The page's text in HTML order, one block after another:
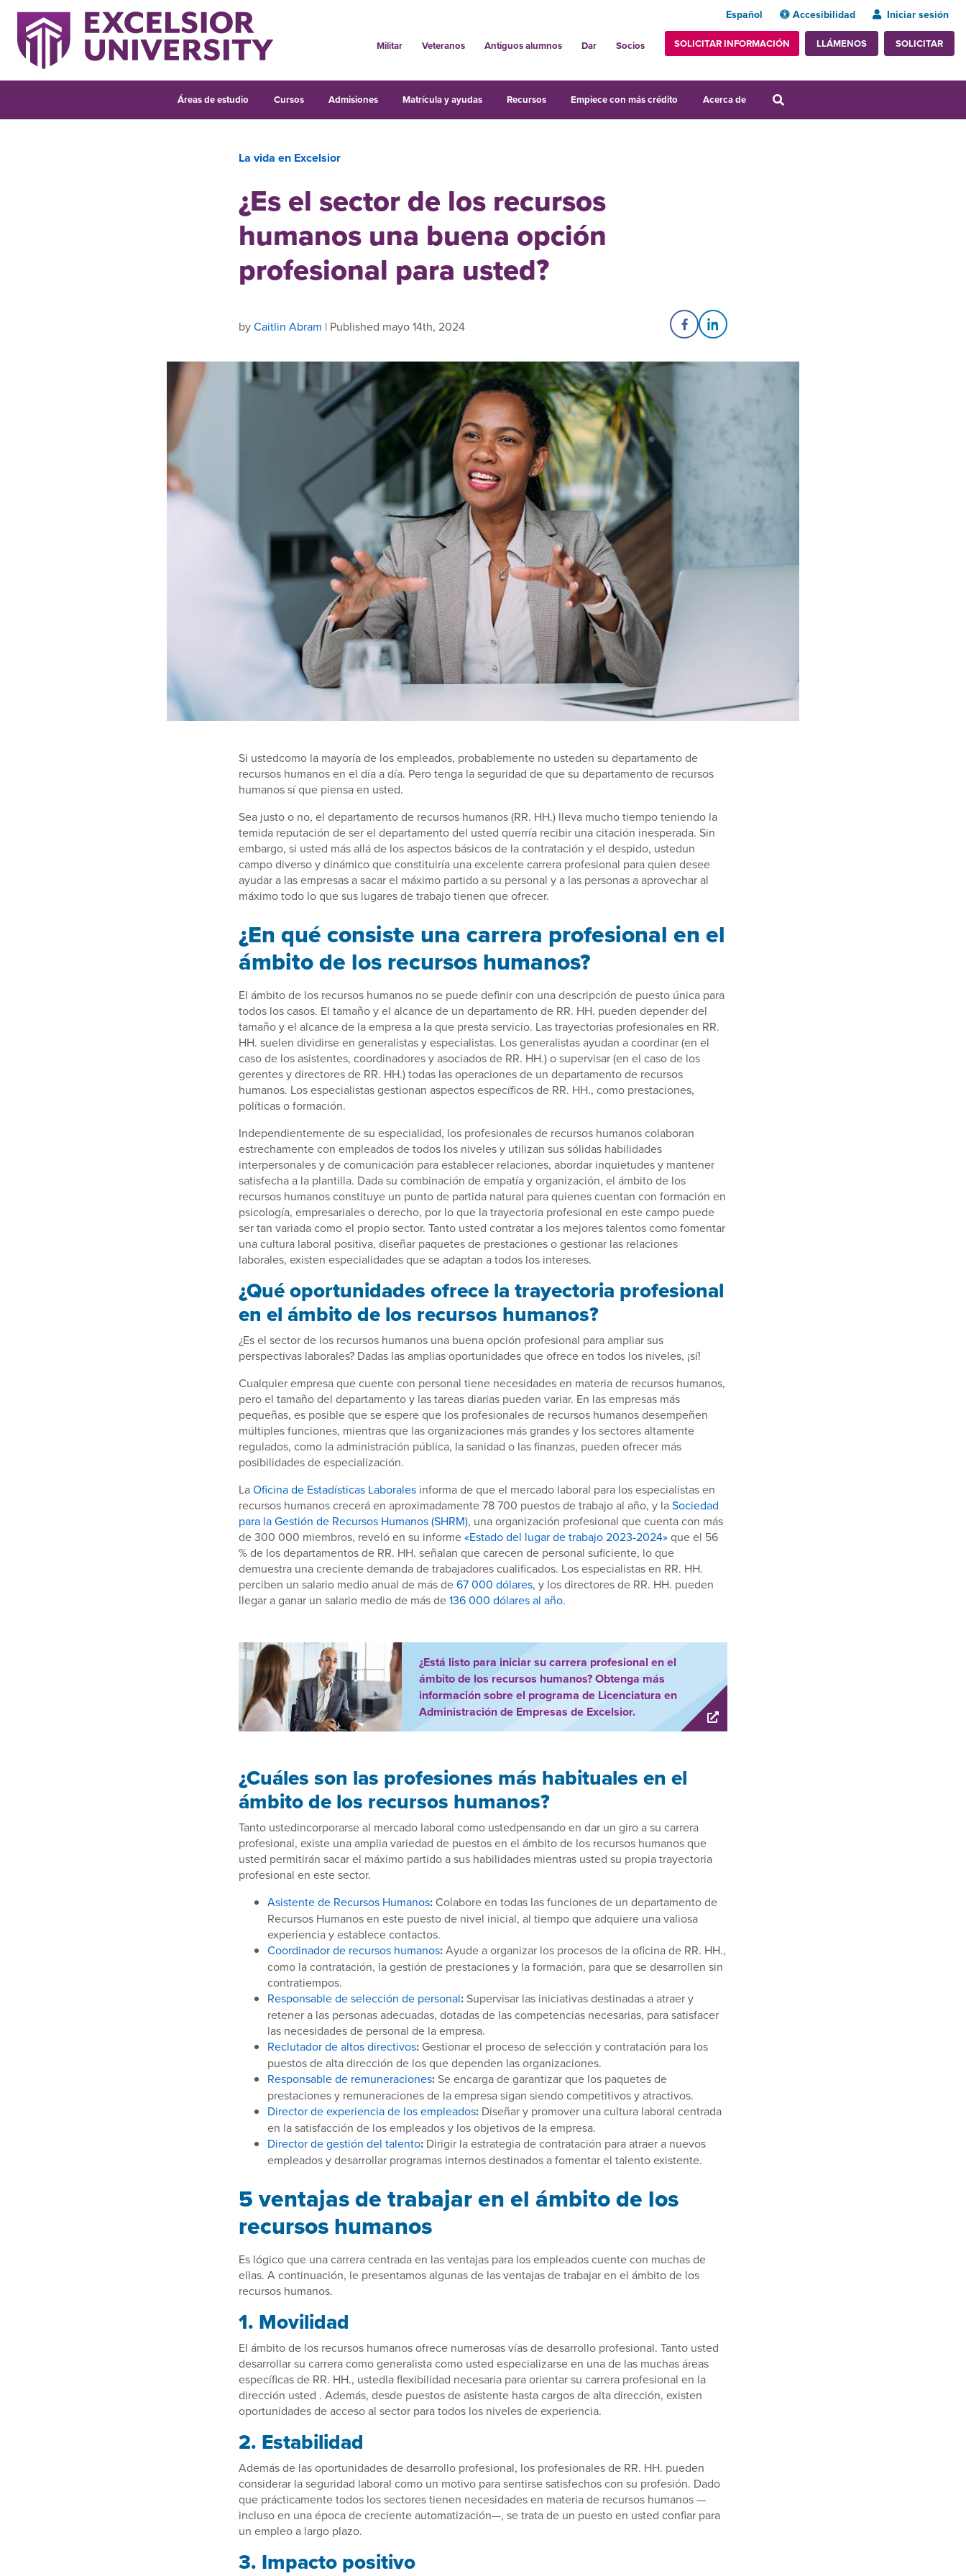
Español Accesibilidad Iniciar sesión
Militar Veteranos Antiguos alumnos Dar Socios SOLICITAR INFORMACIÓN LLÁMENOS SOLICITAR
Áreas de estudio Cursos Admisiones Matrícula y ayudas Recursos Empiece con más crédito Acerca de
La vida en Excelsior
¿Es el sector de los recursos
humanos una buena opción
profesional para usted?
byCaitlin Abram | Published mayo 14th, 2024 Share on Facebook
Share on LinkedIn
Si ustedcomo la mayoría de los empleados, probablemente no usteden su departamento de
recursos humanos en el día a día. Pero tenga la seguridad de que su departamento de recursos
humanos sí que piensa en usted.
Sea justo o no, el departamento de recursos humanos (RR. HH.) lleva mucho tiempo teniendo la
temida reputación de ser el departamento del usted querría recibir una citación inesperada. Sin
embargo, si usted más allá de los aspectos básicos de la contratación y el despido, ustedun
campo diverso y dinámico que constituiría una excelente carrera profesional para quien desee
ayudar a las empresas a sacar el máximo partido a su personal y a las personas a aprovechar al
máximo todo lo que sus lugares de trabajo tienen que ofrecer.
¿En qué consiste una carrera profesional en el
ámbito de los recursos humanos?
El ámbito de los recursos humanos no se puede definir con una descripción de puesto única para
todos los casos. El tamaño y el alcance de un departamento de RR. HH. pueden depender del
tamaño y el alcance de la empresa a la que presta servicio. Las trayectorias profesionales en RR.
HH. suelen dividirse en generalistas y especialistas. Los generalistas ayudan a coordinar (en el
caso de los asistentes, coordinadores y asociados de RR. HH.) o supervisar (en el caso de los
gerentes y directores de RR. HH.) todas las operaciones de un departamento de recursos
humanos. Los especialistas gestionan aspectos específicos de RR. HH., como prestaciones,
políticas o formación.
Independientemente de su especialidad, los profesionales de recursos humanos colaboran
estrechamente con empleados de todos los niveles y utilizan sus sólidas habilidades
interpersonales y de comunicación para establecer relaciones, abordar inquietudes y mantener
satisfecha a la plantilla. Dada su combinación de empatía y organización, el ámbito de los
recursos humanos constituye un punto de partida natural para quienes cuentan con formación en
psicología, empresariales o derecho, por lo que la trayectoria profesional en este campo puede
ser tan variada como el propio sector. Tanto usted contratar a los mejores talentos como fomentar
una cultura laboral positiva, diseñar paquetes de prestaciones o gestionar las relaciones
laborales, existen especialidades que se adaptan a todos los intereses.
¿Qué oportunidades ofrece la trayectoria profesional
en el ámbito de los recursos humanos?
¿Es el sector de los recursos humanos una buena opción profesional para ampliar sus
perspectivas laborales? Dadas las amplias oportunidades que ofrece en todos los niveles, ¡sí!
Cualquier empresa que cuente con personal tiene necesidades en materia de recursos humanos,
pero el tamaño del departamento y las tareas diarias pueden variar. En las empresas más
pequeñas, es posible que se espere que los profesionales de recursos humanos desempeñen
múltiples funciones, mientras que las organizaciones más grandes y los sectores altamente
regulados, como la administración pública, la sanidad o las finanzas, pueden ofrecer más
posibilidades de especialización.
LaOficina de Estadísticas Laborales informa de que el mercado laboral para los especialistas en
recursos humanos crecerá en aproximadamente 78 700 puestos de trabajo al año, y laSociedad
para la Gestión de Recursos Humanos (SHRM), una organización profesional que cuenta con más
de 300 000 miembros, reveló en su informe«Estado del lugar de trabajo 2023-2024»que el 56
% de los departamentos de RR. HH. señalan que carecen de personal suficiente, lo que
demuestra una creciente demanda de trabajadores cualificados. Los especialistas en RR. HH.
perciben un salario medio anual de más de67 000 dólares, y los directores de RR. HH. pueden
llegar a ganar un salario medio de más de136 000 dólares al año.
¿Está listo para iniciar su carrera profesional en el
ámbito de los recursos humanos? Obtenga más
información sobre el programa de Licenciatura en
Administración de Empresas de Excelsior.
¿Cuáles son las profesiones más habituales en el
ámbito de los recursos humanos?
Tanto ustedincorporarse al mercado laboral como ustedpensando en dar un giro a su carrera
profesional, existe una amplia variedad de puestos en el ámbito de los recursos humanos que
usted permitirán sacar el máximo partido a sus habilidades mientras usted su propia trayectoria
profesional en este sector.
Asistente de Recursos Humanos: Colabore en todas las funciones de un departamento de
Recursos Humanos en este puesto de nivel inicial, al tiempo que adquiere una valiosa
experiencia y establece contactos.
Coordinador de recursos humanos:Ayude a organizar los procesos de la oficina de RR. HH.,
como la contratación, la gestión de prestaciones y la formación, para que se desarrollen sin
contratiempos.
Responsable de selección de personal:Supervisar las iniciativas destinadas a atraer y
retener a las personas adecuadas, dotadas de las competencias necesarias, para satisfacer
las necesidades de personal de la empresa.
Reclutador de altos directivos: Gestionar el proceso de selección y contratación para los
puestos de alta dirección de los que dependen las organizaciones.
Responsable de remuneraciones:Se encarga de garantizar que los paquetes de
prestaciones y remuneraciones de la empresa sigan siendo competitivos y atractivos.
Director de experiencia de los empleados: Diseñar y promover una cultura laboral centrada
en la satisfacción de los empleados y los objetivos de la empresa.
Director de gestión del talento: Dirigir la estrategia de contratación para atraer a nuevos
empleados y desarrollar programas internos destinados a fomentar el talento existente.
5 ventajas de trabajar en el ámbito de los
recursos humanos
Es lógico que una carrera centrada en las ventajas para los empleados cuente con muchas de
ellas. A continuación, le presentamos algunas de las ventajas de trabajar en el ámbito de los
recursos humanos.
1. Movilidad
El ámbito de los recursos humanos ofrece numerosas vías de desarrollo profesional. Tanto usted
desarrollar su carrera como generalista como usted especializarse en una de las muchas áreas
específicas de RR. HH., ustedla flexibilidad necesaria para orientar su carrera profesional en la
dirección usted . Además, desde puestos de asistente hasta cargos de alta dirección, existen
oportunidades de acceso al sector para todos los niveles de experiencia.
2. Estabilidad
Además de las oportunidades de desarrollo profesional, los profesionales de RR. HH. pueden
considerar la seguridad laboral como un motivo para sentirse satisfechos con su profesión. Dado
que prácticamente todos los sectores tienen necesidades en materia de recursos humanos —
incluso en una época de creciente automatización—, se trata de un puesto en usted confiar para
un empleo a largo plazo.
3. Impacto positivo